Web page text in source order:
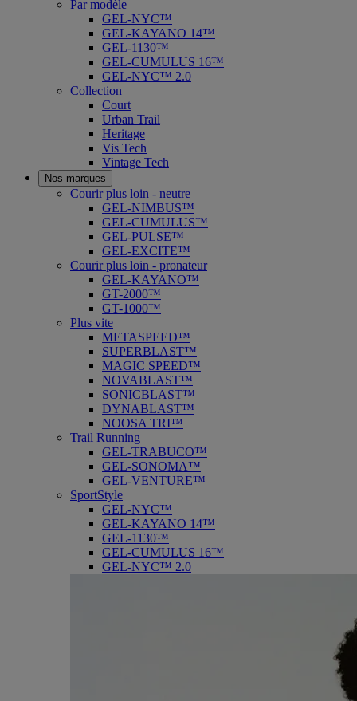
Par modèle
GEL-NYC™
GEL-KAYANO 14™
GEL-1130™
GEL-CUMULUS 16™
GEL-NYC™ 2.0
Collection
Court
Urban Trail
Heritage
Vis Tech
Vintage Tech
Nos marques
Courir plus loin - neutre
GEL-NIMBUS™
GEL-CUMULUS™
GEL-PULSE™
GEL-EXCITE™
Courir plus loin - pronateur
GEL-KAYANO™
GT-2000™
GT-1000™
Plus vite
METASPEED™
SUPERBLAST™
MAGIC SPEED™
NOVABLAST™
SONICBLAST™
DYNABLAST™
NOOSA TRI™
Trail Running
GEL-TRABUCO™
GEL-SONOMA™
GEL-VENTURE™
SportStyle
GEL-NYC™
GEL-KAYANO 14™
GEL-1130™
GEL-CUMULUS 16™
GEL-NYC™ 2.0